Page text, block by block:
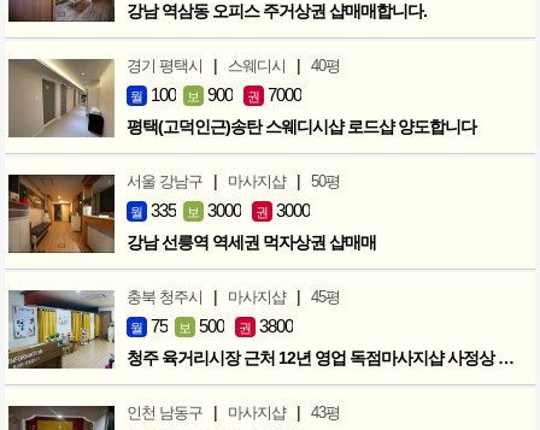
강남 역삼동 오피스 주거상권 샵매매합니다.
경기 평택시 | 스웨디시 | 40평
월 100 보 900 권 7000
평택(고덕인근)송탄 스웨디시샵 로드샵 양도합니다
서울 강남구 | 마사지샵 | 50평
월 335 보 3000 권 3000
강남 선릉역 역세권 먹자상권 샵매매
충북 청주시 | 마사지샵 | 45평
월 75 보 500 권 3800
청주 육거리시장 근처 12년 영업 독점마사지샵 사정상 급매합니다.
인천 남동구 | 마사지샵 | 43평